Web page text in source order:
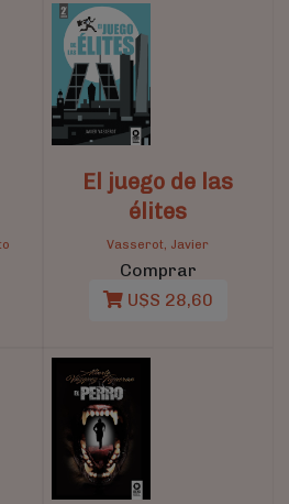
El juego de las
élites
Vasserot, Javier
Comprar
U$S 28,60